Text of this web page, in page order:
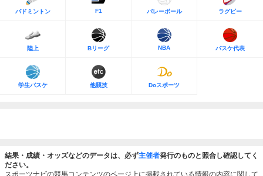
バドミントン F1 バレーボール ラグビー
陸上 Bリーグ NBA バスケ代表
学生バスケ 他競技 Doスポーツ
結果・成績・オッズなどのデータは、必ず主催者発行のものと照合し確認してく
ださい。
スポーツナビの競馬コンテンツのページ上に掲載されている情報の内容に関して